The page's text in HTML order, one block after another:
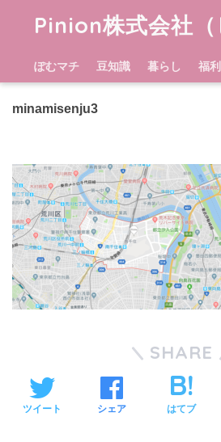
Pinion株式会社（
ぽむマチ 豆知識 暮らし 福
minamisenju3
SHARE
ツイート シェア はてブ